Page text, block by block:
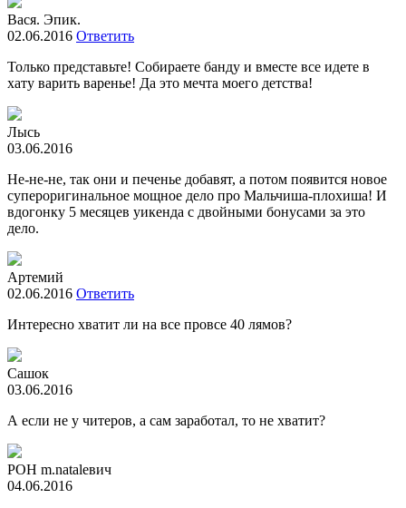
Вася. Эпик.
02.06.2016 Ответить
Только представьте! Собираете банду и вместе все идете в
хату варить варенье! Да это мечта моего детства!
Лысь
03.06.2016
Не-не-не, так они и печенье добавят, а потом появится новое
супероригинальное мощное дело про Мальчиша-плохиша! И
вдогонку 5 месяцев уикенда с двойными бонусами за это
дело.
Артемий
02.06.2016 Ответить
Интересно хватит ли на все провсе 40 лямов?
Сашок
03.06.2016
А если не у читеров, а сам заработал, то не хватит?
РОН m.natalевич
04.06.2016